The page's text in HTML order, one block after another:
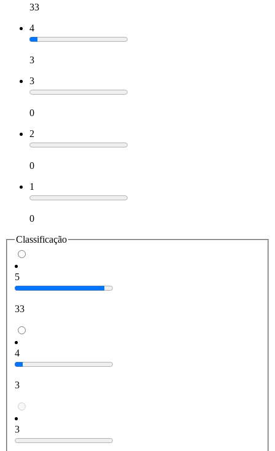
33
4
3
3
0
2
0
1
0
Classificação
5
33
4
3
3